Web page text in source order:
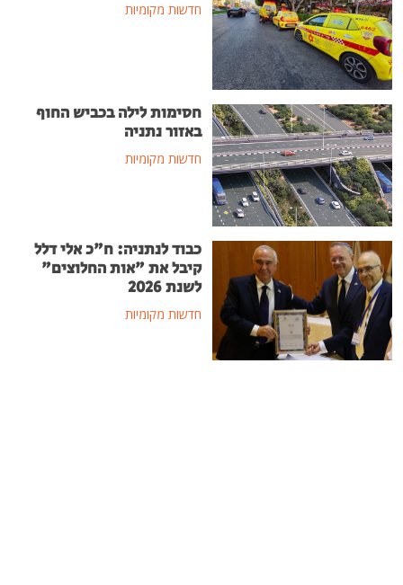
חדשות מקומיות
חסימות לילה בכביש החוף
באזור נתניה
חדשות מקומיות
כבוד לנתניה: ח"כ אלי דלל
קיבל את "אות החלוצים"
לשנת 2026
חדשות מקומיות